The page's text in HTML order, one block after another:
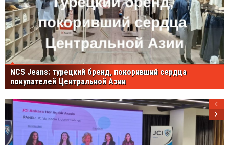
NCS Jeans: турецкий бренд, покоривший сердца
покупателей Центральной Азии